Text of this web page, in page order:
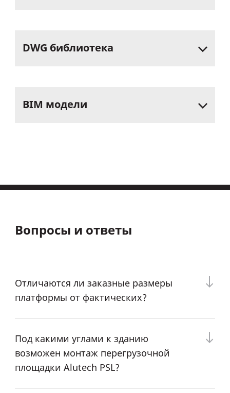
DWG библиотека
BIM модели
Вопросы и ответы
Отличаются ли заказные размеры
платформы от фактических?
Под какими углами к зданию
возможен монтаж перегрузочной
площадки Alutech PSL?